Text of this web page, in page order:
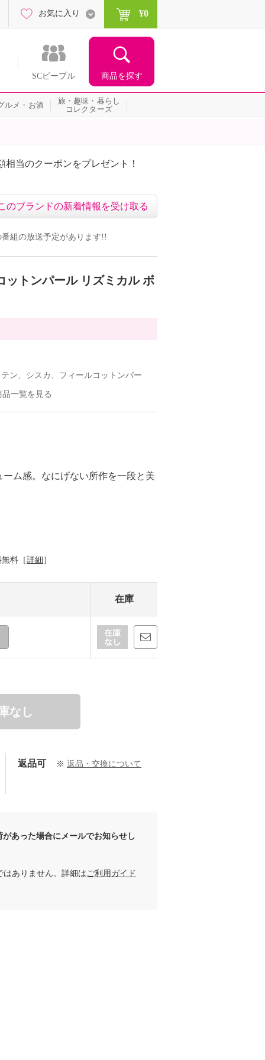
SCピープル 商品を探す
お気に入り ¥0
ルメ・お酒
旅・趣味・暮らし
コレクターズ
当のクーポンをプレゼント！
のブランドの新着情報を受け取る
組の放送予定があります!!
ットンパール リズミカル ボ
ン、シスカ、フィールコットンパー
一覧を見る
ム感。なにげない所作を一段と美
料［詳細 ］
在庫
なし
返品可 ※ 返品・交換について
あった場合にメールでお知らせし
ありません。詳細は ご利用ガイド